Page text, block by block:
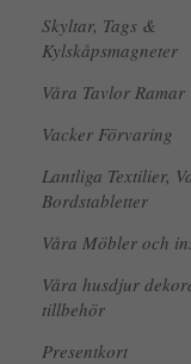
Skyltar, Tags &
Kylskåpsmagneter
Våra Tavlor
Vacker Förvaring
Lantliga Textilier,
Bordstabletter
Våra Möbler och
Våra husdjur
tillbehör
Presentkort